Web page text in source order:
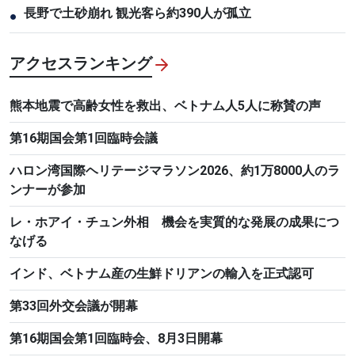
● 長野で土砂崩れ 観光客ら約390人が孤立
アクセスランキング
熊本地震で高齢女性を救出、ベトナム人5人に称賛の声
第16期国会第1回臨時会議
ハロン湾国際ヘリテージマラソン2026、約1万8000人のラ
ンナーが参加
レ・ホアイ・チュン外相 機会を実質的な発展の成果につ
なげる
インド、ベトナム産の生鮮ドリアンの輸入を正式認可
第33回外交会議が開幕
第16期国会第1回臨時会、8月3日開幕